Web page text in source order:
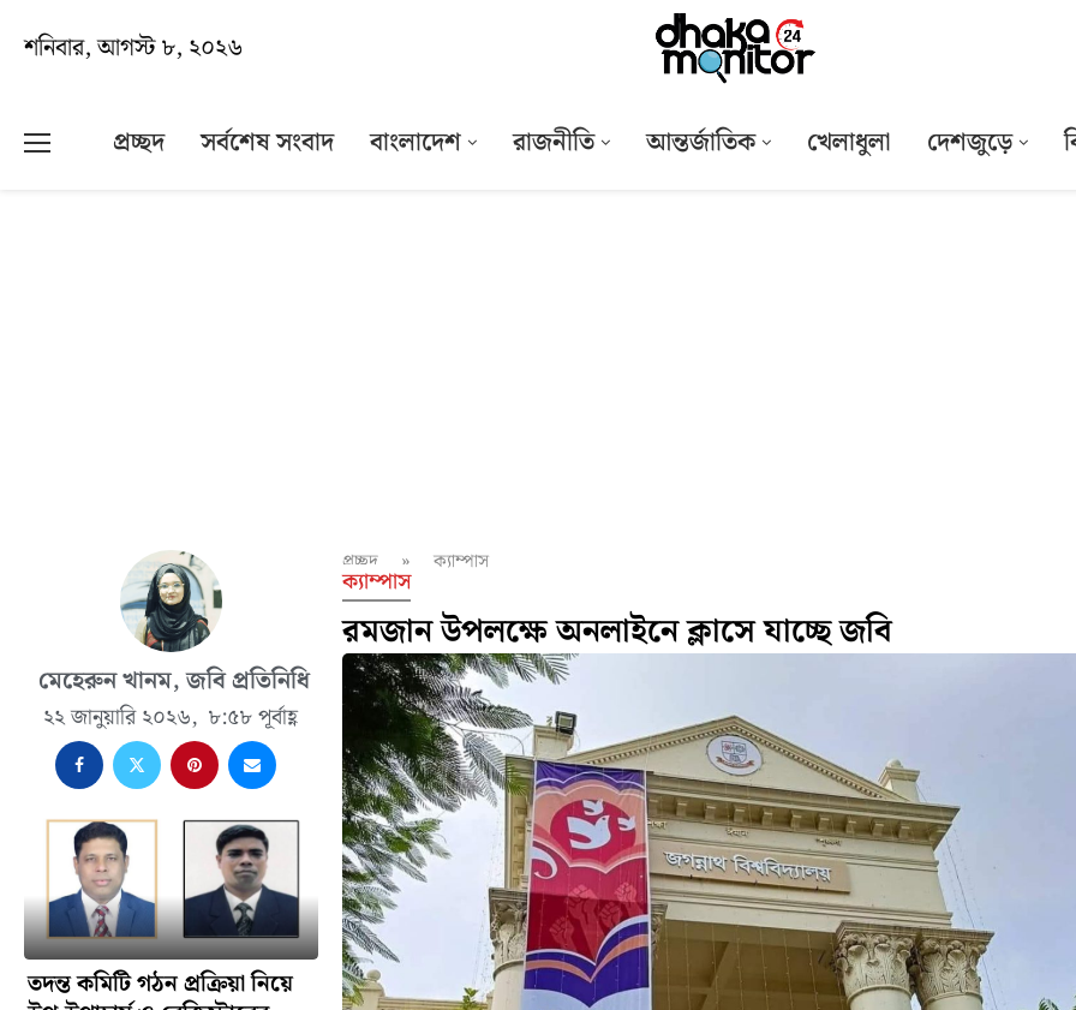
শনিবার, আগস্ট ৮, ২০২৬
প্রচ্ছদ সর্বশেষ সংবাদ বাংলাদেশ রাজনীতি আন্তর্জাতিক খেলাধুলা দেশজুড়ে
মেহেরুন খানম, জবি প্রতিনিধি
২২ জানুয়ারি ২০২৬, ৮:৫৮ পূর্বাহ্ণ
তদন্ত কমিটি গঠন প্রক্রিয়া নিয়ে
প্রচ্ছদ » ক্যাম্পাস
ক্যাম্পাস
রমজান উপলক্ষে অনলাইনে ক্লাসে যাচ্ছে জবি